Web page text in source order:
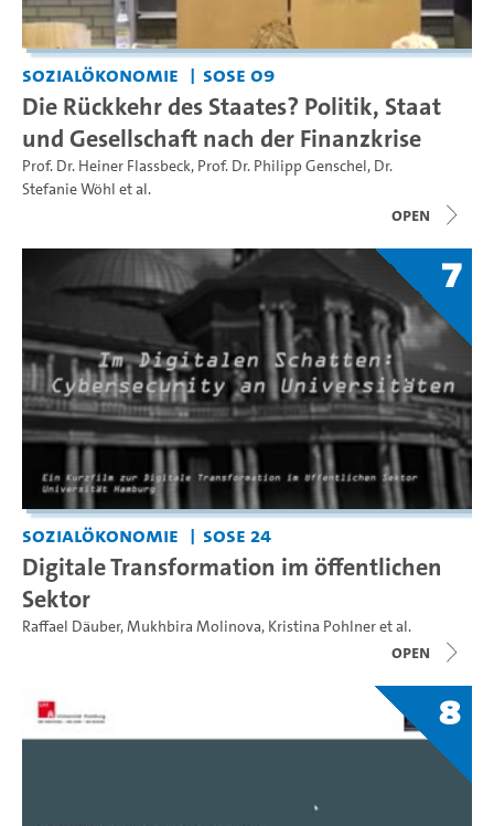
Sozialökonomie SoSe 09
Die Rückkehr des Staates? Politik, Staat
und Gesellschaft nach der Finanzkrise
Prof. Dr. Heiner Flassbeck, Prof. Dr. Philipp Genschel, Dr.
Stefanie Wöhl et al.
open
7
Sozialökonomie SoSe 24
Digitale Transformation im öffentlichen
Sektor
Raffael Däuber,Mukhbira Molinova, Kristina Pohlneret al.
open
8